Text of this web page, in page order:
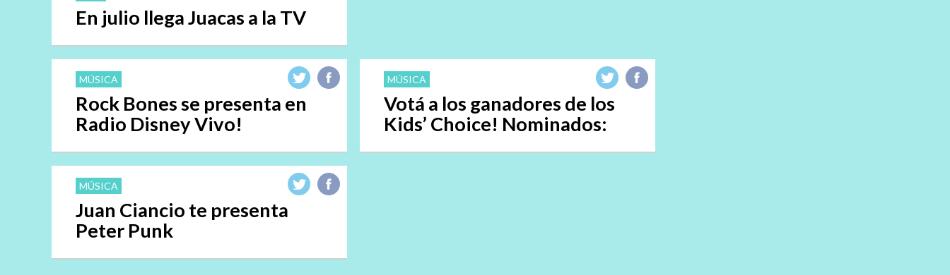
En julio llega Juacas a la TV
MÚSICA
Rock Bones se presenta en
Radio Disney Vivo!
MÚSICA
Votá a los ganadores de los
Kids’ Choice! Nominados:
MÚSICA
Juan Ciancio te presenta
Peter Punk